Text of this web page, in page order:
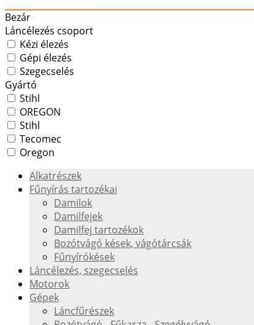
Bezár
Láncélezés csoport
Kézi élezés
Gépi élezés
Szegecselés
Gyártó
Stihl
OREGON
Stihl
Tecomec
Oregon
Alkatrészek
Fűnyírás tartozékai
Damilok
Damilfejek
Damilfej tartozékok
Bozótvágó kések, vágótárcsák
Fűnyírókések
Láncélezés, szegecselés
Motorok
Gépek
Láncfűrészek